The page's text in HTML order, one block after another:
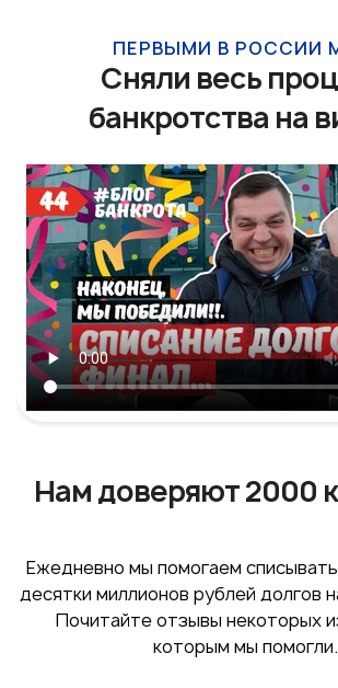
ПЕРВЫМИ В РОССИИ
Сняли весь
банкротства на
Нам доверяют 2000
Ежедневно мы помогаем
десятки миллионов рублей долгов
Почитайте отзывы некоторых
которым мы помогли.